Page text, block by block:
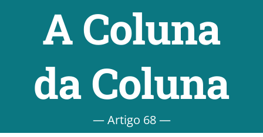
A Coluna
da Coluna
— Artigo 68 —